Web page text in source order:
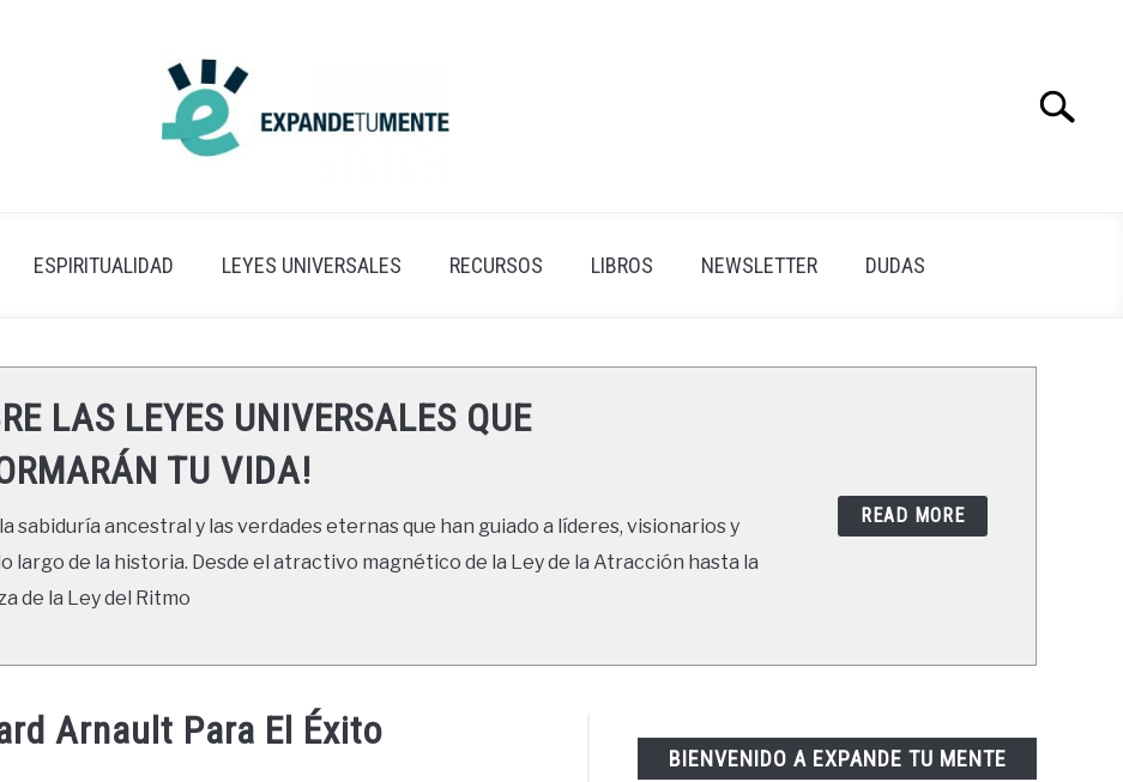
Search
ESPIRITUALIDAD LEYES UNIVERSALES RECURSOS LIBROS NEWSLETTER DUDAS
LAS LEYES UNIVERSALES QUE
TU VIDA!
sabiduría ancestral y las verdades eternas que han guiado a líderes, visionarios y
largo de la historia. Desde el atractivo magnético de la Ley de la Atracción hasta la
de la Ley del Ritmo
READ MORE
Arnault Para El Éxito
BIENVENIDO A EXPANDE TU MENTE